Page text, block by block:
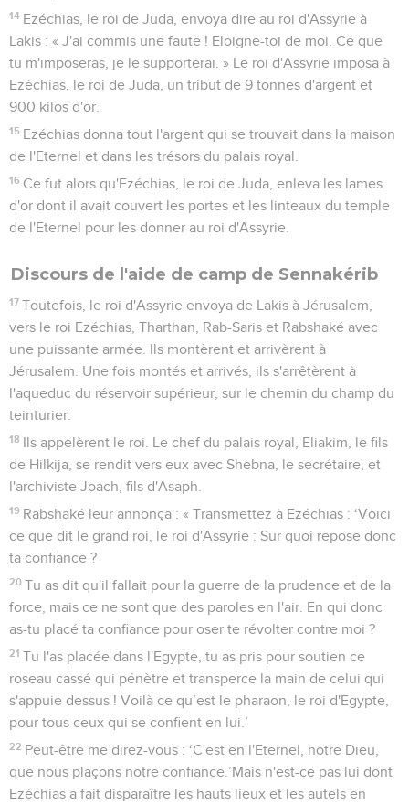
14 Ezéchias, le roi de Juda, envoya dire au roi d'Assyrie à
Lakis : « J'ai commis une faute ! Eloigne-toi de moi. Ce que
tu m'imposeras, je le supporterai. » Le roi d'Assyrie imposa à
Ezéchias, le roi de Juda, un tribut de 9 tonnes d'argent et
900 kilos d'or.
15 Ezéchias donna tout l'argent qui se trouvait dans la maison
de l'Eternel et dans les trésors du palais royal.
16 Ce fut alors qu'Ezéchias, le roi de Juda, enleva les lames
d'or dont il avait couvert les portes et les linteaux du temple
de l'Eternel pour les donner au roi d'Assyrie.
Discours de l'aide de camp de Sennakérib
17 Toutefois, le roi d'Assyrie envoya de Lakis à Jérusalem,
vers le roi Ezéchias, Tharthan, Rab-Saris et Rabshaké avec
une puissante armée. Ils montèrent et arrivèrent à
Jérusalem. Une fois montés et arrivés, ils s'arrêtèrent à
l'aqueduc du réservoir supérieur, sur le chemin du champ du
teinturier.
18 Ils appelèrent le roi. Le chef du palais royal, Eliakim, le fils
de Hilkija, se rendit vers eux avec Shebna, le secrétaire, et
l'archiviste Joach, fils d'Asaph.
19 Rabshaké leur annonça : « Transmettez à Ezéchias : ‘Voici
ce que dit le grand roi, le roi d'Assyrie : Sur quoi repose donc
ta confiance ?
20 Tu as dit qu'il fallait pour la guerre de la prudence et de la
force, mais ce ne sont que des paroles en l'air. En qui donc
as-tu placé ta confiance pour oser te révolter contre moi ?
21 Tu l'as placée dans l'Egypte, tu as pris pour soutien ce
roseau cassé qui pénètre et transperce la main de celui qui
s'appuie dessus ! Voilà ce qu’est le pharaon, le roi d'Egypte,
pour tous ceux qui se confient en lui.’
22 Peut-être me direz-vous : ‘C'est en l'Eternel, notre Dieu,
que nous plaçons notre confiance.’Mais n'est-ce pas lui dont
Ezéchias a fait disparaître les hauts lieux et les autels en